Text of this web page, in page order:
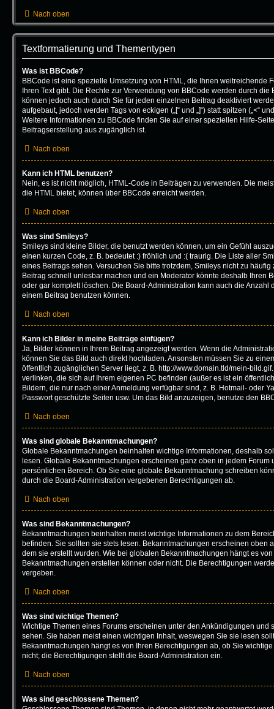
Nach oben
Textformatierung und Thementypen
Was ist BBCode?
BBCode ist eine spezielle Umsetzung von HTML, die Ihnen weitreichende
Ihren Text gibt. Die Rechte zur Verwendung von BBCode werden durch
können jedoch auch durch Sie für jeden einzelnen Beitrag deaktiviert
aufgebaut, jedoch werden Tags von eckigen („[“ und „]“) statt spitzen („<“
Weitere Informationen zu BBCode finden Sie auf einer speziellen Hilfe-
Beitragserstellung aus zugänglich ist.
Nach oben
Kann ich HTML benutzen?
Nein, es ist nicht möglich, HTML-Code in Beiträgen zu verwenden. Die
die HTML bietet, können über BBCode erreicht werden.
Nach oben
Was sind Smileys?
Smileys sind kleine Bilder, die benutzt werden können, um ein Gefühl
einen kurzen Code, z. B. bedeutet :) fröhlich und :( traurig. Die Liste aller
eines Beitrags sehen. Versuchen Sie bitte trotzdem, Smileys nicht zu
Beitrag schnell unlesbar machen und ein Moderator könnte deshalb Ihren
oder gar komplett löschen. Die Board-Administration kann auch die Anzahl
einem Beitrag benutzen können.
Nach oben
Kann ich Bilder in meine Beiträge einfügen?
Ja, Bilder können in Ihrem Beitrag angezeigt werden. Wenn die
können Sie das Bild auch direkt hochladen. Ansonsten müssen Sie zu
öffentlich zugänglichen Server liegt, z. B. http://www.domain.tld/mein-
verlinken, die sich auf Ihrem eigenen PC befinden (außer es ist ein
Bildern, die nur nach einer Anmeldung verfügbar sind, z. B. Hotmail- oder
Passwort geschützte Seiten usw. Um das Bild anzuzeigen, benutze den
Nach oben
Was sind globale Bekanntmachungen?
Globale Bekanntmachungen beinhalten wichtige Informationen, deshalb
lesen. Globale Bekanntmachungen erscheinen ganz oben in jedem Forum
persönlichen Bereich. Ob Sie eine globale Bekanntmachung schreiben
durch die Board-Administration vergebenen Berechtigungen ab.
Nach oben
Was sind Bekanntmachungen?
Bekanntmachungen beinhalten meist wichtige Informationen zu dem
befinden. Sie sollten sie stets lesen. Bekanntmachungen erscheinen oben
dem sie erstellt wurden. Wie bei globalen Bekanntmachungen hängt es
Bekanntmachungen erstellen können oder nicht. Die Berechtigungen
vergeben.
Nach oben
Was sind wichtige Themen?
Wichtige Themen eines Forums erscheinen unter den Ankündigungen und
sehen. Sie haben meist einen wichtigen Inhalt, weswegen Sie sie lesen
Bekanntmachungen hängt es von Ihren Berechtigungen ab, ob Sie
nicht; die Berechtigungen stellt die Board-Administration ein.
Nach oben
Was sind geschlossene Themen?